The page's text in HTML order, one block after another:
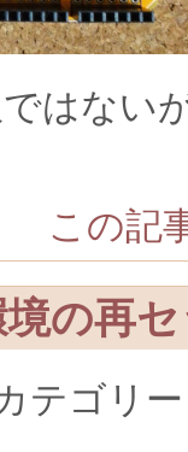
はない
この記
の再
テゴリ